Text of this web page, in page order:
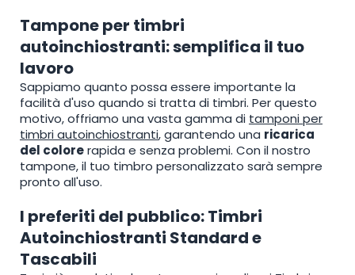
Tampone per timbri
autoinchiostranti: semplifica il tuo
lavoro
Sappiamo quanto possa essere importante la
facilità d'uso quando si tratta di timbri. Per questo
motivo, offriamo una vasta gamma di tamponi per
timbri autoinchiostranti, garantendo una ricarica
del colorerapida e senza problemi. Con il nostro
tampone, il tuo timbro personalizzato sarà sempre
pronto all'uso.
I preferiti del pubblico: Timbri
Autoinchiostranti Standard e
Tascabili